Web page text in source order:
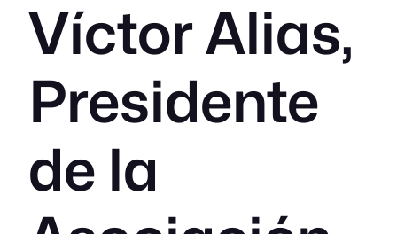
Víctor Alias,
Presidente
de la